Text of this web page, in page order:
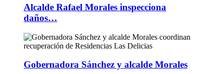
Alcalde Rafael Morales inspecciona
daños…
Gobernadora Sánchez y alcalde Morales